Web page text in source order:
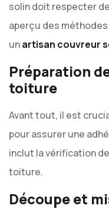
solin doit respecter
aperçu des
unartisan couvreur
Préparation
toiture
Avant tout, il est
pour assurer une
inclut la vérification
toiture.
Découpe et